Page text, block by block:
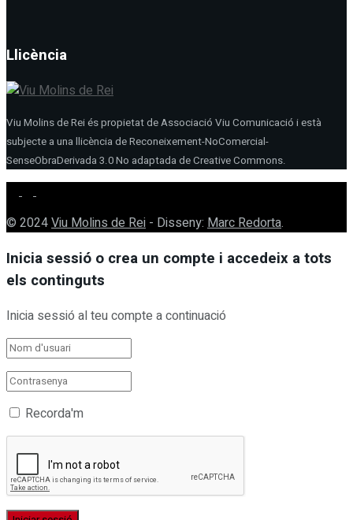
Llicència
Viu Molins de Rei és propietat de Associació Viu Comunicació i està
subjecte a una llicència de Reconeixement-NoComercial-
SenseObraDerivada 3.0 No adaptada de Creative Commons.
© 2024Viu Molins de Rei - Disseny: Marc Redorta.
Inicia sessió o crea un compte i accedeix a tots
els continguts
Inicia sessió al teu compte a continuació
Recorda'm